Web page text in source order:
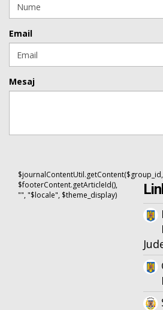
Email
Mesaj
$journalContentUtil.getContent($group_id,
$footerContent.getArticleId(),
"", "$locale", $theme_display)